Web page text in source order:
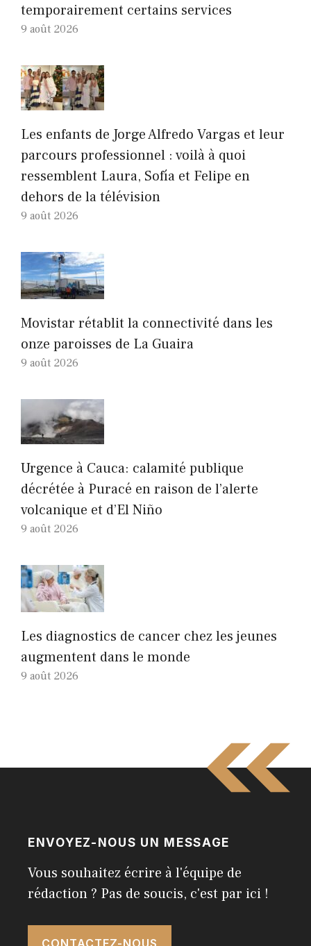
temporairement certains services
9 août 2026
Les enfants de Jorge Alfredo Vargas et leur
parcours professionnel : voilà à quoi
ressemblent Laura, Sofía et Felipe en
dehors de la télévision
9 août 2026
Movistar rétablit la connectivité dans les
onze paroisses de La Guaira
9 août 2026
Urgence à Cauca: calamité publique
décrétée à Puracé en raison de l’alerte
volcanique et d’El Niño
9 août 2026
Les diagnostics de cancer chez les jeunes
augmentent dans le monde
9 août 2026
ENVOYEZ-NOUS UN MESSAGE
Vous souhaitez écrire à l'équipe de
rédaction ? Pas de soucis, c'est par ici !